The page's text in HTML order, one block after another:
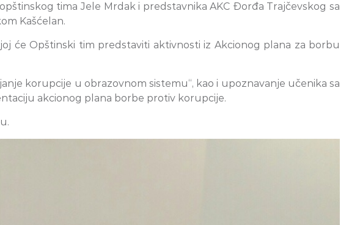
tima Jele Mrdak i predstavnika AKC Đorđa Trajčevskog sa
Kašćelan.
će Opštinski tim predstaviti aktivnosti iz Akcionog plana za borbu
korupcije u obrazovnom sistemu“, kao i upoznavanje učenika sa
akcionog plana borbe protiv korupcije.